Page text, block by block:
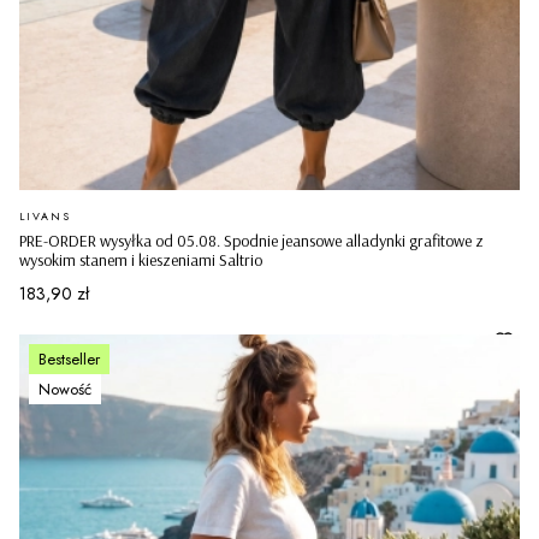
PRE-ORDER wysyłka od 05.08. Spodnie jeansowe alladynki grafitowe z
wysokim stanem i kieszeniami Saltrio
PRODUCENT
LIVANS
Cena
183,90 zł
Bestseller
Nowość